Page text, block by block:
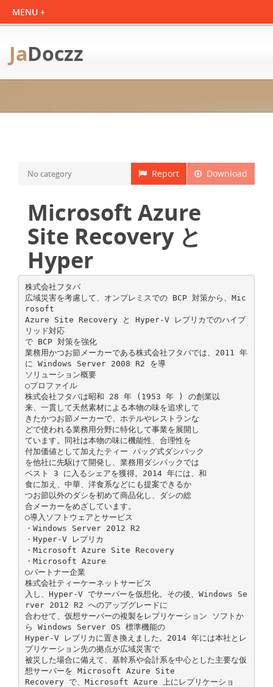
JaDoczz
Download
Report
No category
Microsoft Azure
Site Recovery と
Hyper
株式会社フタバ
広域災害を考慮して、オンプレミスでの BCP 対策から、Mic
rosoft
Azure Site Recovery と Hyper-V レプリカでのハイブ
リッド対応
で BCP 対策を強化
業務用かつお節メーカーである株式会社フタバでは、2011 年
に Windows Server 2008 R2 を導
ソリューション概要
○プロファイル
株式会社フタバは昭和 28 年 (1953 年 ) の創業以
来、一貫して天然素材による本物の味を追求して
きたかつお節メーカーで、ホテルやレストランな
どで使われる業務用分野に特化して事業を展開し
ています。同社は本物の味に機能性、合理性を
付加価値として加えたティー バッグ式ダシパック
を他社に先駆けて開発し、業務用ダシパックでは
ベスト 3 に入るシェアを獲得。2014 年には、和
食に加え、中華、洋食系などにも提案できるか
つお節以外のダシを初めて商品化し、ダシの総
合メーカーをめざしています。
○導入ソフトウェアとサービス
・Windows Server 2012 R2
・Hyper-V レプリカ
・Microsoft Azure Site Recovery
・Microsoft Azure
○パートナー企業
株式会社ティーケーネットサービス
入し、Hyper-V でサーバーを仮想化。その後、Windows Se
rver 2012 R2 へのアップグレードに
合わせて、仮想サーバーの複製をレプリケーション ソフトか
ら Windows Server OS 標準機能の
Hyper-V レプリカに置き換えました。2014 年には本社とレ
プリケーション先の拠点が広域災害で
被災した場合に備えて、基幹系や会計系を中心とした主要な仮
想サーバーを Microsoft Azure Site
Recovery で、Microsoft Azure 上にレプリケーショ